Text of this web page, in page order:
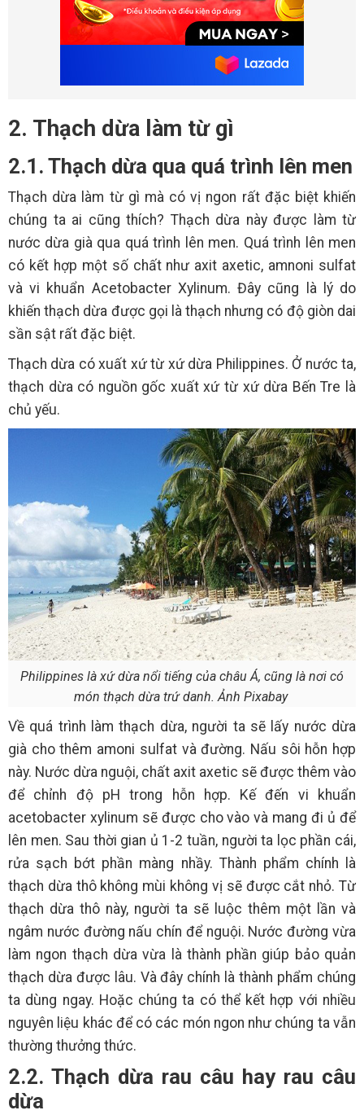
2. Thạch dừa làm từ gì
2.1. Thạch dừa qua quá trình lên men
Thạch dừa làm từ gì mà có vị ngon rất đặc biệt khiến
chúng ta ai cũng thích? Thạch dừa này được làm từ
nước dừa già qua quá trình lên men. Quá trình lên men
có kết hợp một số chất như axit axetic, amnoni sulfat
và vi khuẩn Acetobacter Xylinum. Đây cũng là lý do
khiến thạch dừa được gọi là thạch nhưng có độ giòn dai
sần sật rất đặc biệt.
Thạch dừa có xuất xứ từ xứ dừa Philippines. Ở nước ta,
thạch dừa có nguồn gốc xuất xứ từ xứ dừa Bến Tre là
chủ yếu.
Philippines là xứ dừa nổi tiếng của châu Á, cũng là nơi có
món thạch dừa trứ danh. Ảnh Pixabay
Về quá trình làm thạch dừa, người ta sẽ lấy nước dừa
già cho thêm amoni sulfat và đường. Nấu sôi hỗn hợp
này. Nước dừa nguội, chất axit axetic sẽ được thêm vào
để chỉnh độ pH trong hỗn hợp. Kế đến vi khuẩn
acetobacter xylinum sẽ được cho vào và mang đi ủ để
lên men. Sau thời gian ủ 1-2 tuần, người ta lọc phần cái,
rửa sạch bớt phần màng nhầy. Thành phẩm chính là
thạch dừa thô không mùi không vị sẽ được cắt nhỏ. Từ
thạch dừa thô này, người ta sẽ luộc thêm một lần và
ngâm nước đường nấu chín để nguội. Nước đường vừa
làm ngon thạch dừa vừa là thành phần giúp bảo quản
thạch dừa được lâu. Và đây chính là thành phẩm chúng
ta dùng ngay. Hoặc chúng ta có thể kết hợp với nhiều
nguyên liệu khác để có các món ngon như chúng ta vẫn
thường thưởng thức.
2.2. Thạch dừa rau câu hay rau câu
dừa